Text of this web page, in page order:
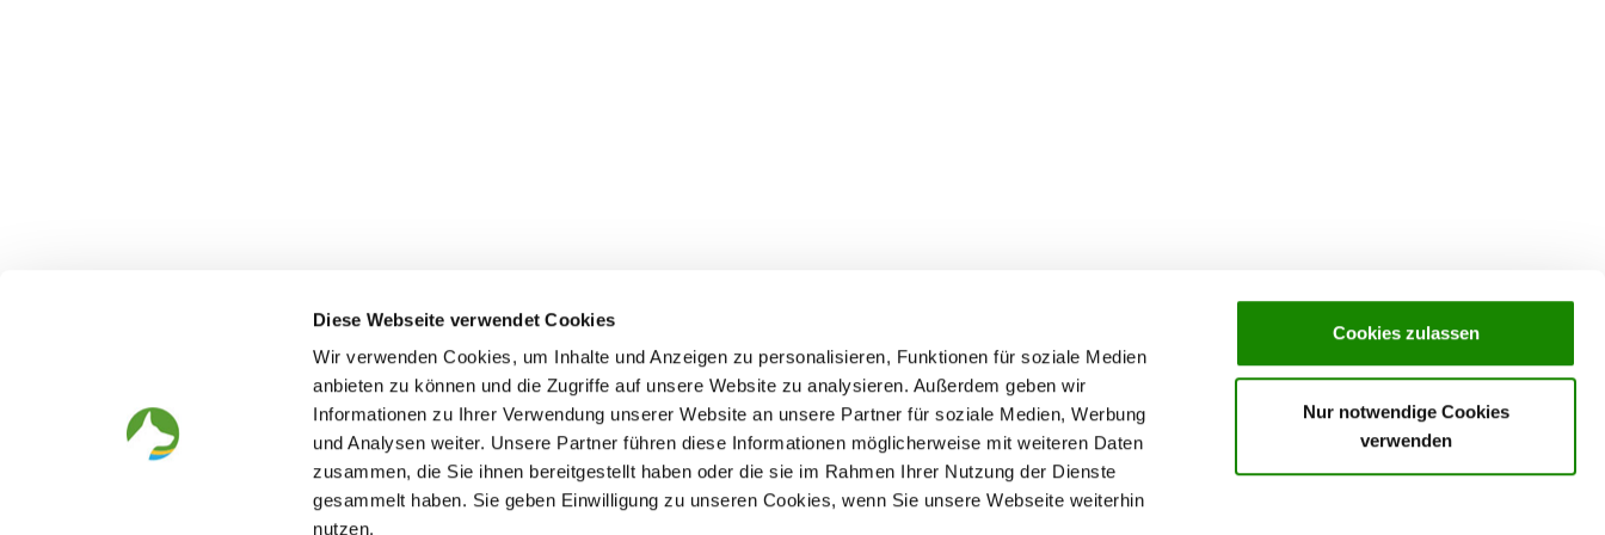
Diese Webseite verwendet Cookies
Wir verwenden Cookies, um Inhalte und Anzeigen zu personalisieren, Funktionen für soziale Medien
anbieten zu können und die Zugriffe auf unsere Website zu analysieren. Außerdem geben wir
Informationen zu Ihrer Verwendung unserer Website an unsere Partner für soziale Medien, Werbung
und Analysen weiter. Unsere Partner führen diese Informationen möglicherweise mit weiteren Daten
zusammen, die Sie ihnen bereitgestellt haben oder die sie im Rahmen Ihrer Nutzung der Dienste
gesammelt haben. Sie geben Einwilligung zu unseren Cookies, wenn Sie unsere Webseite weiterhin
nutzen.
Cookies zulassen
Nur notwendige Cookies
verwenden
The German Shepherd
Everything about the breed
Breeding and upbringing
The Club
Structur
SV magazine
Local groups
Events
Association's main events
Supra-regional events VDH/FCI
Events calender
Service
Become a member
Paymentsystem
Forms, information brochures,